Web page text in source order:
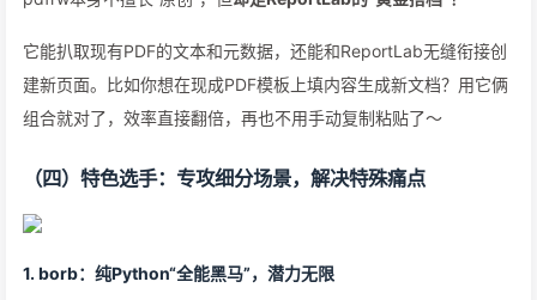
它能扒取现有PDF的文本和元数据，还能和ReportLab无缝衔接创
建新页面。比如你想在现成PDF模板上填内容生成新文档？用它俩
组合就对了，效率直接翻倍，再也不用手动复制粘贴了～
（四）特色选手：专攻细分场景，解决特殊痛点
1. borb：纯Python“全能黑马”，潜力无限